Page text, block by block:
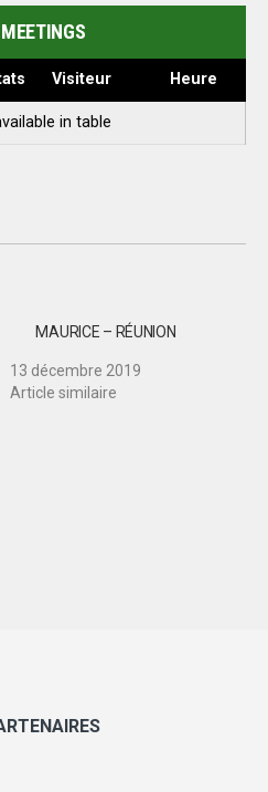
Visiteur Heure
in table
MAURICE – RÉUNION
13 décembre 2019
Article similaire